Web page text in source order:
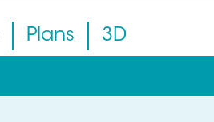
Plans 3D